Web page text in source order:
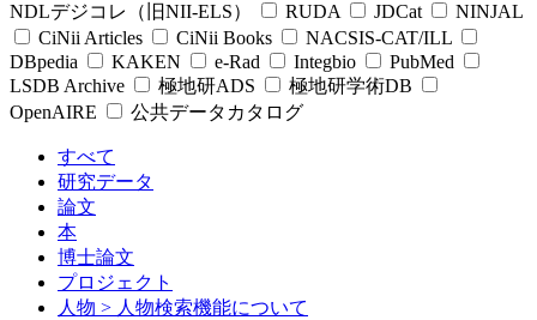
NDLデジコレ（旧NII-ELS）
RUDA JDCat
NINJAL
CiNii Articles
CiNii Books
NACSIS-CAT/ILL
DBpedia
KAKEN e-Rad Integbio
PubMed
LSDB Archive
極地研ADS
極地研学術DB
OpenAIRE
公共データカタログ
すべて
研究データ
論文
本
博士論文
プロジェクト
人物 > 人物検索機能について